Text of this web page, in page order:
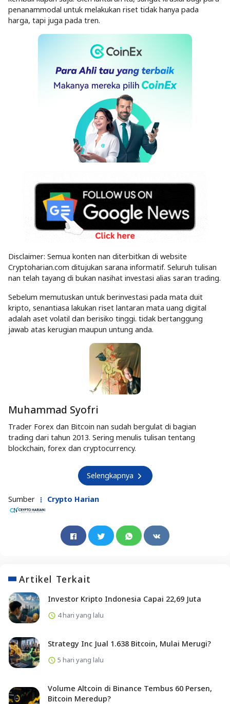
penanammodal untuk melakukan riset tidak hanya pada
harga, tapi juga pada tren.
Disclaimer: Semua konten nan diterbitkan di website
Cryptoharian.com ditujukan sarana informatif. Seluruh tulisan
nan telah tayang di bukan nasihat investasi alias saran trading.
Sebelum memutuskan untuk berinvestasi pada mata duit
kripto, senantiasa lakukan riset lantaran mata uang digital
adalah aset volatil dan berisiko tinggi. tidak bertanggung
jawab atas kerugian maupun untung anda.
Muhammad Syofri
Trader Forex dan Bitcoin nan sudah bergulat di bagian
trading dari tahun 2013. Sering menulis tulisan tentang
blockchain, forex dan cryptocurrency.
Selengkapnya
Sumber Crypto Harian
Artikel Terkait
Investor Kripto Indonesia Capai 22,69 Juta
4 hari yang lalu
Strategy Inc Jual 1.638 Bitcoin, Mulai Merugi?
5 hari yang lalu
Volume Altcoin di Binance Tembus 60 Persen,
Bitcoin Meredup?